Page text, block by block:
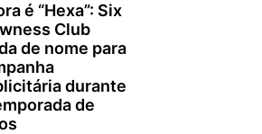
é “Hexa”: Six
Club
de nome para
durante
de